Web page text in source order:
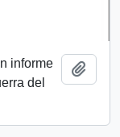
informe
del